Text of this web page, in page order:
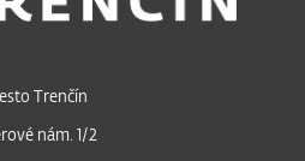
Trenčín
nám. 1/2